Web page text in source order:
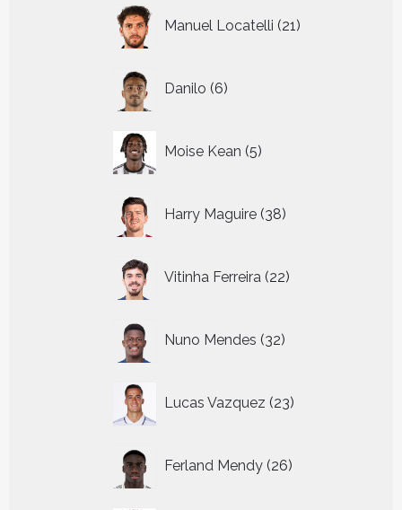
Manuel Locatelli 21
producten
Danilo 6
producten
Moise Kean 5
producten
Harry Maguire 38
producten
Vitinha Ferreira 22
producten
Nuno Mendes 32
producten
Lucas Vazquez 23
producten
Ferland Mendy 26
producten